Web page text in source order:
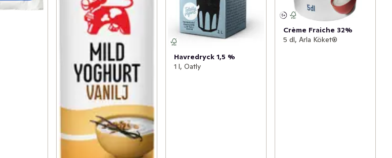
Havredryck 1,5 %
1 l, Oatly
Crème Fraiche 32%
5 dl, Arla Köket®